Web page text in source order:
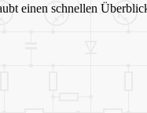
einen schnellen